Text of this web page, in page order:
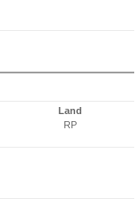
Land
RP